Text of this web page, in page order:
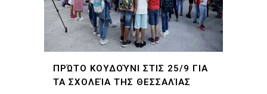
ΠΡΏΤΟ ΚΟΥΔΟΎΝΙ ΣΤΙΣ 25/9 ΓΙΑ
ΤΑ ΣΧΟΛΕΊΑ ΤΗΣ ΘΕΣΣΑΛΊΑΣ